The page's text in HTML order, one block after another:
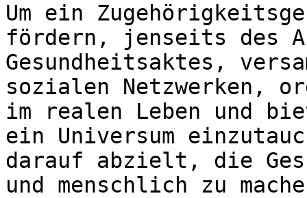
Um ein
fördern, jenseits des
Gesundheitsaktes,
sozialen Netzwerken,
im realen Leben und
ein Universum
darauf abzielt, die
und menschlich zu